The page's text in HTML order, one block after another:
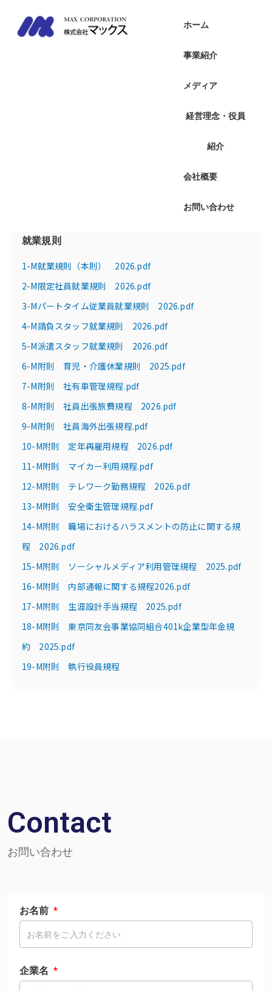
ホーム
事業紹介
メディア
経営理念・役員
紹介
会社概要
お問い合わせ
この度、HP上で就業規則を公開する目的として、弊社でお勤め
も、どのような待遇・権利があるかなど事前に就業規則もご覧
就業規則
1-M就業規則（本則） 2026.pdf
2-M限定社員就業規則 2026.pdf
3-Mパートタイム従業員就業規則 2026.pdf
4-M請負スタッフ就業規則 2026.pdf
5-M派遣スタッフ就業規則 2026.pdf
6-M附則 育児・介護休業規則 2025.pdf
7-M附則 社有車管理規程.pdf
8-M附則 社員出張旅費規程 2026.pdf
9-M附則 社員海外出張規程.pdf
10-M附則 定年再雇用規程 2026.pdf
11-M附則 マイカー利用規程.pdf
12-M附則 テレワーク勤務規程 2026.pdf
13-M附則 安全衛生管理規程.pdf
14-M附則 職場におけるハラスメントの防止に関する規
程 2026.pdf
15-M附則 ソーシャルメディア利用管理規程 2025.pdf
16-M附則 内部通報に関する規程2026.pdf
17-M附則 生涯設計手当規程 2025.pdf
18-M附則 東京同友会事業協同組合401k企業型年金規
約 2025.pdf
19-M附則 執行役員規程
Contact
お問い合わせ
お名前
企業名